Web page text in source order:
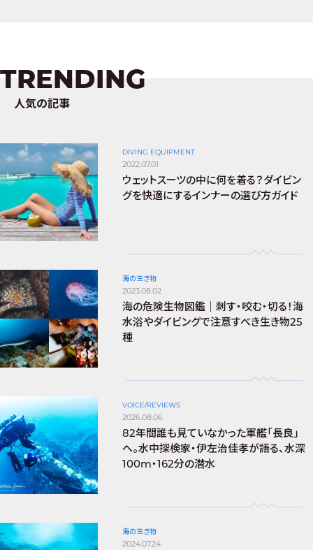
TRENDING
人気の記事
DIVING EQUIPMENT
2022.07.01
ウェットスーツの中に何を着る？ダイビン
グを快適にするインナーの選び方ガイド
海の生き物
2023.08.02
海の危険生物図鑑｜刺す・咬む・切る！海
水浴やダイビングで注意すべき生き物25
種
VOICE/REVIEWS
2026.08.06
82年間誰も見ていなかった軍艦「長良」
へ。水中探検家・伊左治佳孝が語る、水深
100m・162分の潜水
海の生き物
2024.07.24